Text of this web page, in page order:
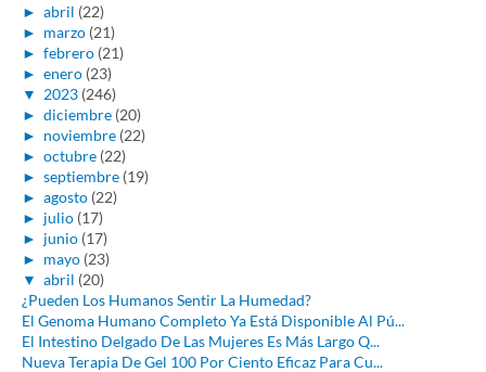
► abril (22)
► marzo (21)
► febrero (21)
► enero (23)
▼ 2023 (246)
► diciembre (20)
► noviembre (22)
► octubre (22)
► septiembre (19)
► agosto (22)
► julio (17)
► junio (17)
► mayo (23)
▼ abril (20)
¿Pueden Los Humanos Sentir La Humedad?
El Genoma Humano Completo Ya Está Disponible Al Pú...
El Intestino Delgado De Las Mujeres Es Más Largo Q...
Nueva Terapia De Gel 100 Por Ciento Eficaz Para Cu...